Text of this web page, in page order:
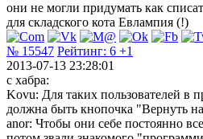
они не могли придумать как
для складского кота Евлампия (!)
№ 15547 Рейтинг: 6 +1
2013-07-13 23:28:01
с хабра:
Kovu: Для таких пользователей в
должна быть кнопочка "Вернуть
anor: Чтобы они себе постоянно